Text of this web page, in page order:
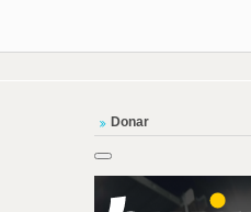
Donar